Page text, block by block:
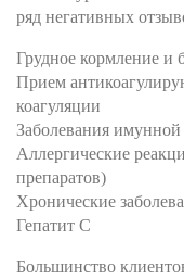
ряд негативных
Грудное кормление и
Прием
коагуляции
Заболевания
Аллергические
препаратов)
Хронические
Гепатит С
Большинство